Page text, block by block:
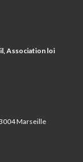
Association loi
Marseille